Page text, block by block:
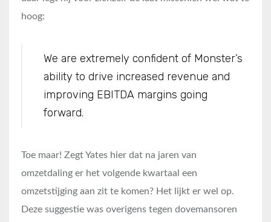
hoog:
We are extremely confident of Monster’s
ability to drive increased revenue and
improving EBITDA margins going
forward.
Toe maar! Zegt Yates hier dat na jaren van
omzetdaling er het volgende kwartaal een
omzetstijging aan zit te komen? Het lijkt er wel op.
Deze suggestie was overigens tegen dovemansoren